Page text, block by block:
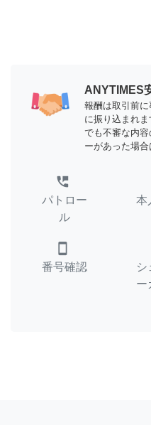
ANYTIMES
報酬は取引前
に振り込まれ
でも不審な内
ーがあった場合
perm_phone_msg
パトロー
ル
本
smartphone
番号確認
シ
ー